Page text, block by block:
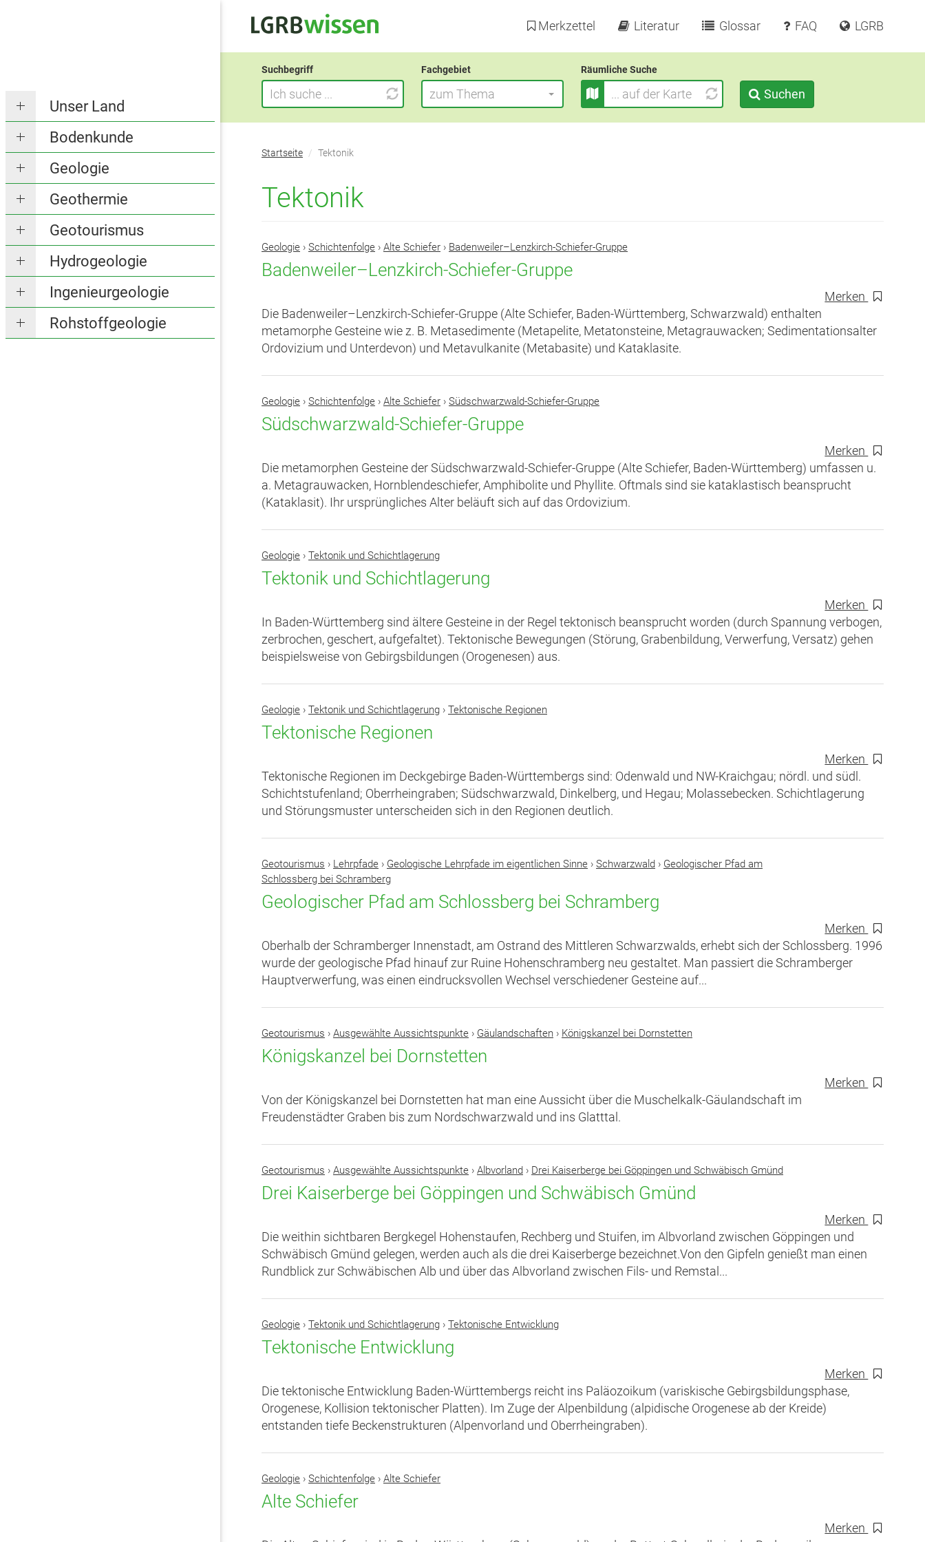
Unser Land
Bodenkunde
Geologie
Geothermie
Geotourismus
Hydrogeologie
Ingenieurgeologie
Rohstoffgeologie
Merkzettel Literatur Glossar FAQ LGRB
Suchbegriff Fachgebiet
zum Thema
Räumliche Suche
Suchen
Startseite Tektonik
Tektonik
Geologie › Schichtenfolge › Alte Schiefer › Badenweiler–Lenzkirch-Schiefer-Gruppe
Badenweiler–Lenzkirch-Schiefer-Gruppe
Merken
Die Badenweiler–Lenzkirch-Schiefer-Gruppe (Alte Schiefer, Baden-Württemberg, Schwarzwald) enthalten
metamorphe Gesteine wie z. B. Metasedimente (Metapelite, Metatonsteine, Metagrauwacken; Sedimentationsalter
Ordovizium und Unterdevon) und Metavulkanite (Metabasite) und Kataklasite.
Geologie › Schichtenfolge › Alte Schiefer › Südschwarzwald-Schiefer-Gruppe
Südschwarzwald-Schiefer-Gruppe
Merken
Die metamorphen Gesteine der Südschwarzwald-Schiefer-Gruppe (Alte Schiefer, Baden-Württemberg) umfassen u.
a. Metagrauwacken, Hornblendeschiefer, Amphibolite und Phyllite. Oftmals sind sie kataklastisch beansprucht
(Kataklasit). Ihr ursprüngliches Alter beläuft sich auf das Ordovizium.
Geologie › Tektonik und Schichtlagerung
Tektonik und Schichtlagerung
Merken
In Baden-Württemberg sind ältere Gesteine in der Regel tektonisch beansprucht worden (durch Spannung verbogen,
zerbrochen, geschert, aufgefaltet). Tektonische Bewegungen (Störung, Grabenbildung, Verwerfung, Versatz) gehen
beispielsweise von Gebirgsbildungen (Orogenesen) aus.
Geologie › Tektonik und Schichtlagerung › Tektonische Regionen
Tektonische Regionen
Merken
Tektonische Regionen im Deckgebirge Baden-Württembergs sind: Odenwald und NW-Kraichgau; nördl. und südl.
Schichtstufenland; Oberrheingraben; Südschwarzwald, Dinkelberg, und Hegau; Molassebecken. Schichtlagerung
und Störungsmuster unterscheiden sich in den Regionen deutlich.
Geotourismus › Lehrpfade › Geologische Lehrpfade im eigentlichen Sinne › Schwarzwald › Geologischer Pfad am
Schlossberg bei Schramberg
Geologischer Pfad am Schlossberg bei Schramberg
Merken
Oberhalb der Schramberger Innenstadt, am Ostrand des Mittleren Schwarzwalds, erhebt sich der Schlossberg. 1996
wurde der geologische Pfad hinauf zur Ruine Hohenschramberg neu gestaltet. Man passiert die Schramberger
Hauptverwerfung, was einen eindrucksvollen Wechsel verschiedener Gesteine auf...
Geotourismus › Ausgewählte Aussichtspunkte › Gäulandschaften › Königskanzel bei Dornstetten
Königskanzel bei Dornstetten
Merken
Von der Königskanzel bei Dornstetten hat man eine Aussicht über die Muschelkalk-Gäulandschaft im
Freudenstädter Graben bis zum Nordschwarzwald und ins Glatttal.
Geotourismus › Ausgewählte Aussichtspunkte › Albvorland › Drei Kaiserberge bei Göppingen und Schwäbisch Gmünd
Drei Kaiserberge bei Göppingen und Schwäbisch Gmünd
Merken
Die weithin sichtbaren Bergkegel Hohenstaufen, Rechberg und Stuifen, im Albvorland zwischen Göppingen und
Schwäbisch Gmünd gelegen, werden auch als die drei Kaiserberge bezeichnet.Von den Gipfeln genießt man einen
Rundblick zur Schwäbischen Alb und über das Albvorland zwischen Fils- und Remstal...
Geologie › Tektonik und Schichtlagerung › Tektonische Entwicklung
Tektonische Entwicklung
Merken
Die tektonische Entwicklung Baden-Württembergs reicht ins Paläozoikum (variskische Gebirgsbildungsphase,
Orogenese, Kollision tektonischer Platten). Im Zuge der Alpenbildung (alpidische Orogenese ab der Kreide)
entstanden tiefe Beckenstrukturen (Alpenvorland und Oberrheingraben).
Geologie › Schichtenfolge › Alte Schiefer
Alte Schiefer
Merken